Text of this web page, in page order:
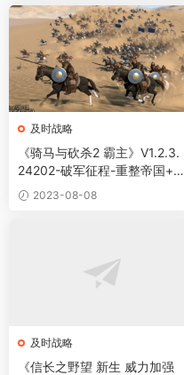
及时战略
《骑马与砍杀2 霸主》V1.2.3.
24202-破军征程-重整帝国+全
DLC-官方中文-PC版
2023-08-08
及时战略
《信长之野望 新生 威力加强